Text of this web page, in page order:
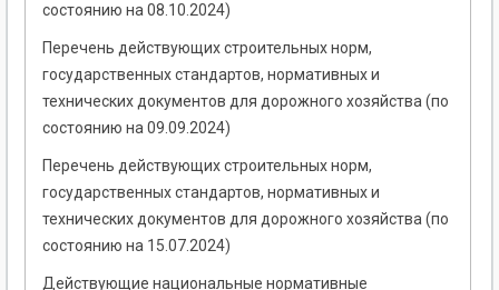
состоянию на 08.10.2024)
Перечень действующих строительных норм,
государственных стандартов, нормативных и
технических документов для дорожного хозяйства (по
состоянию на 09.09.2024)
Перечень действующих строительных норм,
государственных стандартов, нормативных и
технических документов для дорожного хозяйства (по
состоянию на 15.07.2024)
Действующие национальные нормативные